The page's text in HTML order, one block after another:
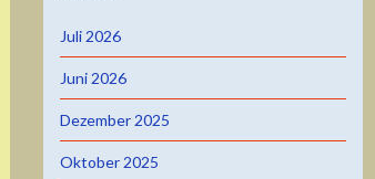
Juli 2026
Juni 2026
Dezember 2025
Oktober 2025